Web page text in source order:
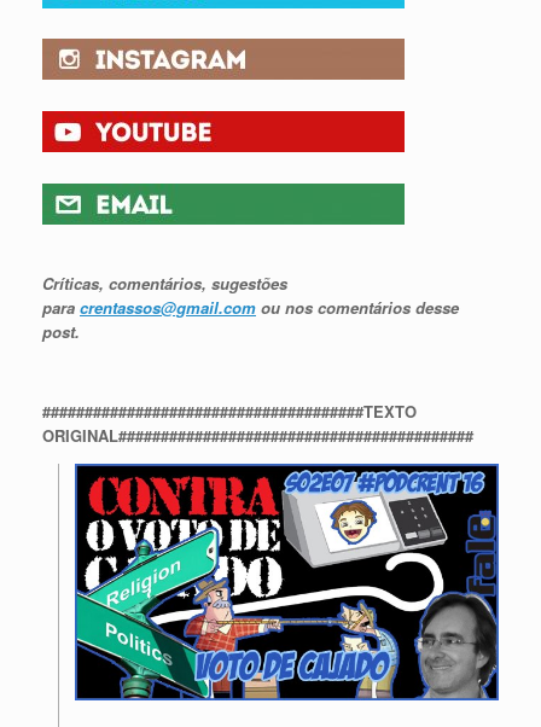
Críticas, comentários, sugestões
para crentassos@gmail.com ou nos comentários desse
post.
######################################TEXTO
ORIGINAL##########################################